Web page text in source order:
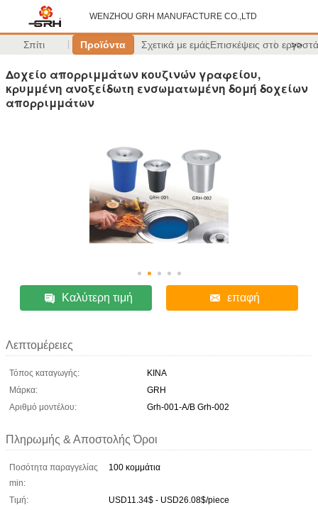
WENZHOU GRH MANUFACTURE CO.,LTD
Σπίτι Προϊόντα Σχετικά με εμάςΕπισκέψεις στο >>
Δοχείο απορριμμάτων κουζινών γραφείου,
κρυμμένη ανοξείδωτη ενσωματωμένη δομή δοχείων
απορριμμάτων
Καλύτερη τιμή επαφή
Λεπτομέρειες
Τόπος καταγωγής:
ΚΙΝΑ
Μάρκα:
GRH
Αριθμό μοντέλου:
Grh-001-A/B Grh-002
Πληρωμής & Αποστολής Όροι
Ποσότητα παραγγελίας
min:
100 κομμάτια
Τιμή:
USD11.34$ - USD26.08$/piece